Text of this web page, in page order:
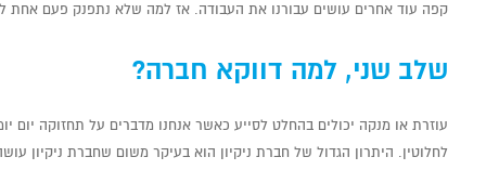
קפה עוד אחרים עושים עבורנו את העבודה. אז למה שלא נתפנק פעם אחת
שלב שני, למה דווקא חברה?
עוזרת או מנקה יכולים בהחלט לסייע כאשר אנחנו מדברים על תחזוקה יום
לחלוטין. היתרון הגדול של חברת ניקיון הוא בעיקר משום שחברת ניקיון